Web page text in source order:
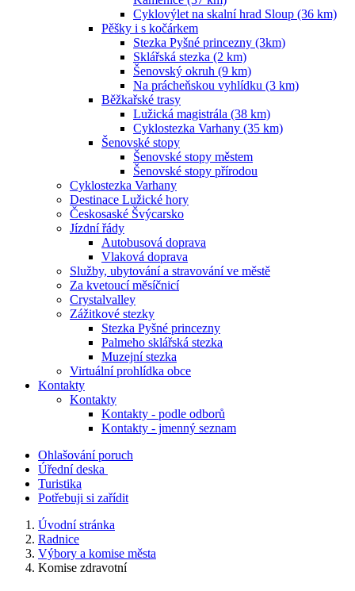
Cyklovýlet na skalní hrad Sloup (36 km)
Pěšky i s kočárkem
Stezka Pyšné princezny (3km)
Sklářská stezka (2 km)
Šenovský okruh (9 km)
Na prácheňskou vyhlídku (3 km)
Běžkařské trasy
Lužická magistrála (38 km)
Cyklostezka Varhany (35 km)
Šenovské stopy
Šenovské stopy městem
Šenovské stopy přírodou
Cyklostezka Varhany
Destinace Lužické hory
Českosaské Švýcarsko
Jízdní řády
Autobusová doprava
Vlaková doprava
Služby, ubytování a stravování ve městě
Za kvetoucí měsíčnicí
Crystalvalley
Zážitkové stezky
Stezka Pyšné princezny
Palmeho sklářská stezka
Muzejní stezka
Virtuální prohlídka obce
Kontakty
Kontakty
Kontakty - podle odborů
Kontakty - jmenný seznam
Ohlašování poruch
Úřední deska
Turistika
Potřebuji si zařídit
Úvodní stránka
Radnice
Výbory a komise města
Komise zdravotní